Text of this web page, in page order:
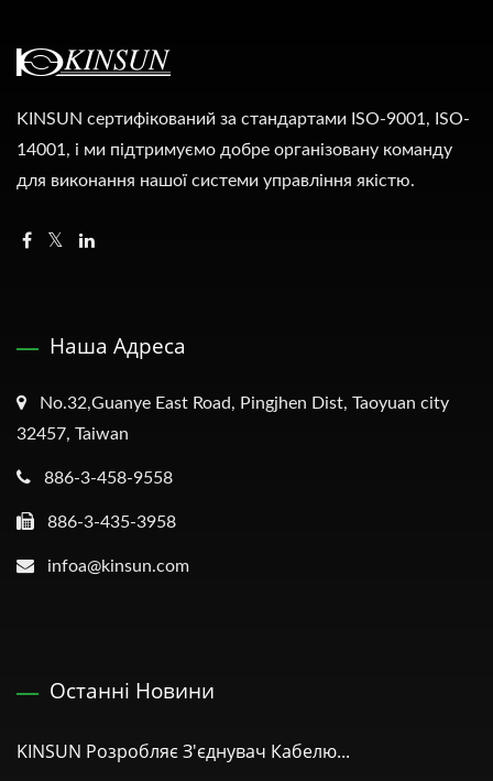
KINSUN сертифікований за стандартами ISO-9001, ISO-
14001, і ми підтримуємо добре організовану команду
для виконання нашої системи управління якістю.
Наша Адреса
No.32,Guanye East Road, Pingjhen Dist, Taoyuan city
32457, Taiwan
886-3-458-9558
886-3-435-3958
infoa@kinsun.com
Останні Новини
KINSUN Розробляє З'єднувач Кабелю...